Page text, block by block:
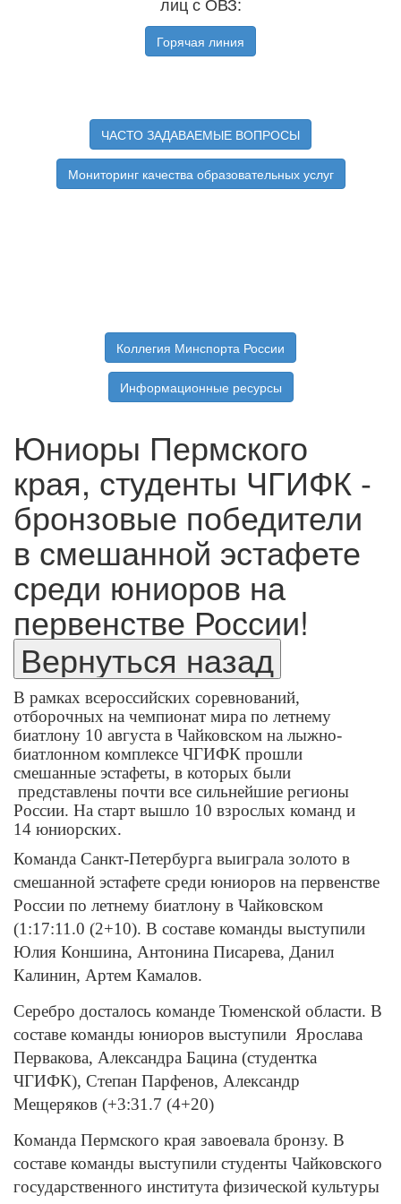
лиц с ОВЗ:
Горячая линия
ЧАСТО ЗАДАВАЕМЫЕ ВОПРОСЫ
Мониторинг качества образовательных услуг
Коллегия Минспорта России
Информационные ресурсы
Юниоры Пермского
края, студенты ЧГИФК -
бронзовые победители
в смешанной эстафете
среди юниоров на
первенстве России!
В рамках всероссийских соревнований,
отборочных на чемпионат мира по летнему
биатлону 10 августа в Чайковском на лыжно-
биатлонном комплексе ЧГИФК прошли
смешанные эстафеты, в которых были
представлены почти все сильнейшие регионы
России. На старт вышло 10 взрослых команд и
14 юниорских.
Команда Санкт-Петербурга выиграла золото в
смешанной эстафете среди юниоров на первенстве
России по летнему биатлону в Чайковском
(1:17:11.0 (2+10). В составе команды выступили
Юлия Коншина, Антонина Писарева, Данил
Калинин, Артем Камалов.
Серебро досталось команде Тюменской области. В
составе команды юниоров выступили Ярослава
Первакова, Александра Бацина (студентка
ЧГИФК), Степан Парфенов, Александр
Мещеряков (+3:31.7 (4+20)
Команда Пермского края завоевала бронзу. В
составе команды выступили студенты Чайковского
государственного института физической культуры